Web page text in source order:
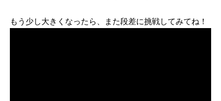
もう少し大きくなったら、また段差に挑戦してみてね！